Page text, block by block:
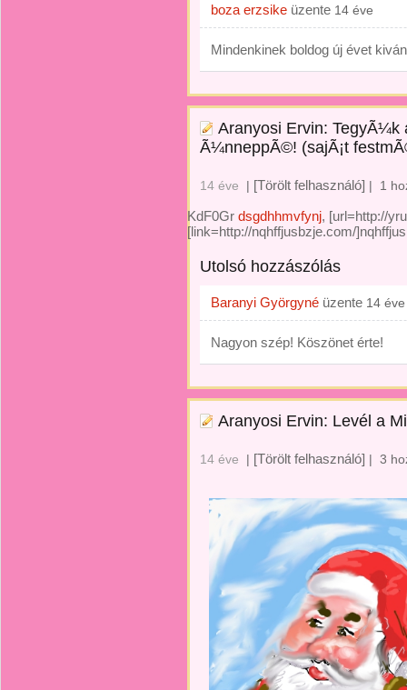
boza erzsike üzente 14 éve
Mindenkinek boldog új évet
Aranyosi Ervin: TegyÃ¼k
Ã¼nneppÃ©! (sajÃ¡t
14 éve | [Törölt felhasználó] | 1
KdF0Gr dsgdhhmvfynj, [url=http://
[link=http://nqhffjusbzje.com/
Utolsó hozzászólás
Baranyi Györgyné üzente 14 éve
Nagyon szép! Köszönet érte!
Aranyosi Ervin: Levél a
14 éve | [Törölt felhasználó] | 3